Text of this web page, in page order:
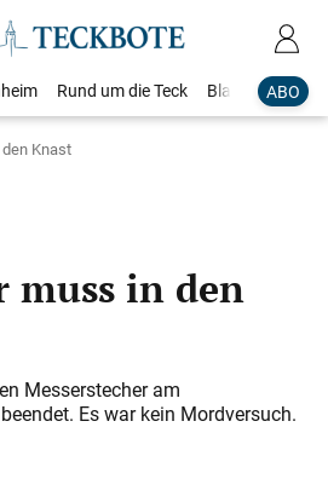
ABO
Rund um die Teck Blaulicht
Knast
muss in den
Messerstecher am
Es war kein Mordversuch.